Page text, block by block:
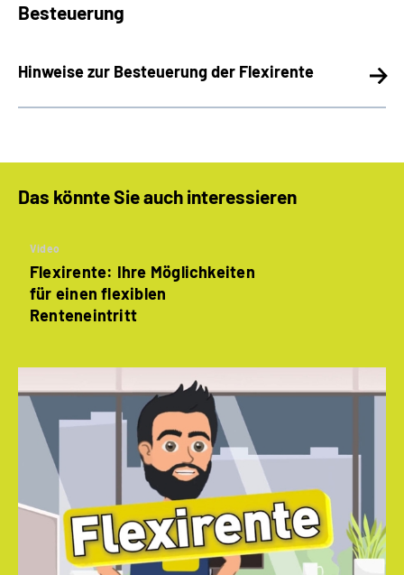
Besteuerung
Hinweise zur Besteuerung der Flexirente
Das könnte Sie auch interessieren
Video
Flexirente: Ihre Möglichkeiten
für einen flexiblen
Renteneintritt